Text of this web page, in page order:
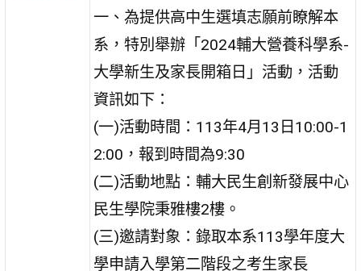
一、為提供高中生選填志願前瞭解本
系，特別舉辦「2024輔大營養科學系-
大學新生及家長開箱日」活動，活動
資訊如下：
(一)活動時間：113年4月13日10:00-1
2:00，報到時間為9:30
(二)活動地點：輔大民生創新發展中心
民生學院秉雅樓2樓。
(三)邀請對象：錄取本系113學年度大
學申請入學第二階段之考生家長